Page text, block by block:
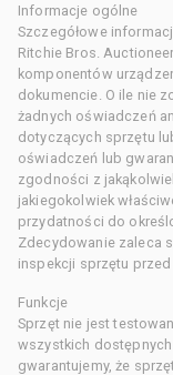
Informacje ogólne
Szczegółowe
Ritchie Bros.
komponentów
dokumencie. O ile nie
żadnych oświadczeń
dotyczących sprzętu
oświadczeń lub
zgodności z
jakiegokolwiek
przydatności do
Zdecydowanie zaleca
inspekcji sprzętu przed
Funkcje
Sprzęt nie jest
wszystkich
gwarantujemy, że